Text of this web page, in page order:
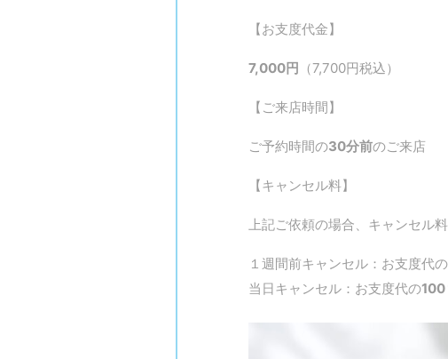
【お支度代金】
7,000円 （7,700円税込）
【ご来店時間】
ご予約時間の30分前のご来店
【キャンセル料】
上記ご依頼の場合、キャンセル
１週間前キャンセル：お支度代の
当日キャンセル：お支度代の100